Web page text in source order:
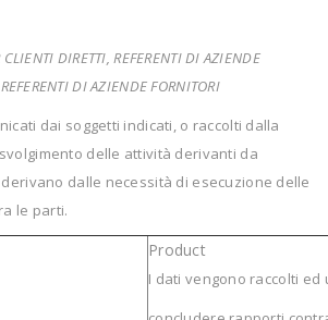
CLIENTI DIRETTI, REFERENTI DI AZIENDE
DI AZIENDE FORNITORI
dai soggetti indicati, o raccolti dalla
delle attività derivanti da
dalle necessità di esecuzione delle
le parti.
I dati vengono raccolti ed